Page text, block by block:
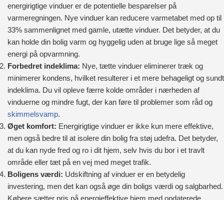
energirigtige vinduer er de potentielle besparelser på
varmeregningen. Nye vinduer kan reducere varmetabet med op til
33% sammenlignet med gamle, utætte vinduer. Det betyder, at du
kan holde din bolig varm og hyggelig uden at bruge lige så meget
energi på opvarmning.
Forbedret indeklima: Nye, tætte vinduer eliminerer træk og
minimerer kondens, hvilket resulterer i et mere behageligt og sundt
indeklima. Du vil opleve færre kolde områder i nærheden af
vinduerne og mindre fugt, der kan føre til problemer som råd og
skimmelsvamp.
Øget komfort: Energirigtige vinduer er ikke kun mere effektive,
men også bedre til at isolere din bolig fra støj udefra. Det betyder,
at du kan nyde fred og ro i dit hjem, selv hvis du bor i et travlt
område eller tæt på en vej med meget trafik.
Boligens værdi: Udskiftning af vinduer er en betydelig
investering, men det kan også øge din boligs værdi og salgbarhed.
Købere sætter pris på energieffektive hjem med opdaterede